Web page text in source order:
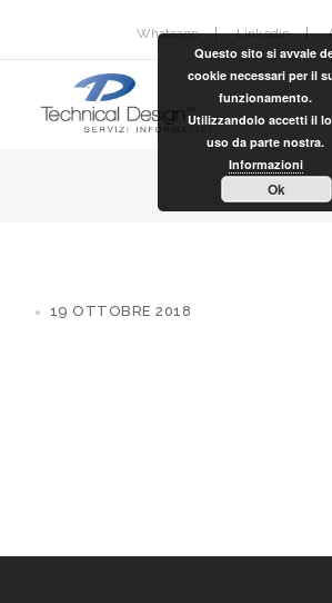
Whatsapp Linkedin
19 OTTOBRE 2018
Questo sito si avvale
cookie necessari per il
funzionamento.
Utilizzandolo accetti il
uso da parte nostra.
Informazioni
Ok